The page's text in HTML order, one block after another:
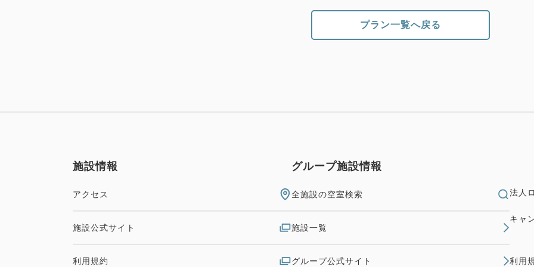
プラン一覧へ戻る
施設情報
アクセス
施設公式サイト
利用規約
グループ施設情報
全施設の空室検索
施設一覧
グループ公式サイト
法人
キャ
利用